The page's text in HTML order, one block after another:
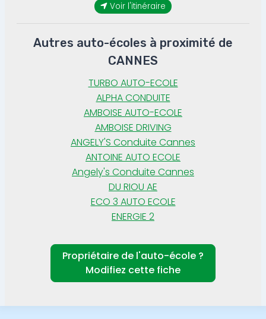
Voir l'itinéraire
Autres auto-écoles à proximité de
CANNES
TURBO AUTO-ECOLE
ALPHA CONDUITE
AMBOISE AUTO-ECOLE
AMBOISE DRIVING
ANGELY'S Conduite Cannes
ANTOINE AUTO ECOLE
Angely's Conduite Cannes
DU RIOU AE
ECO 3 AUTO ECOLE
ENERGIE 2
Propriétaire de l'auto-école ?
Modifiez cette fiche